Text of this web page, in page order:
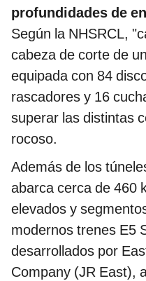
profundidades de
Según la NHSRCL,
cabeza de corte de
equipada con 84
rascadores y 16
superar las distintas
rocoso.
Además de los
abarca cerca de 460
elevados y
modernos trenes E5
desarrollados por
Company (JR East),